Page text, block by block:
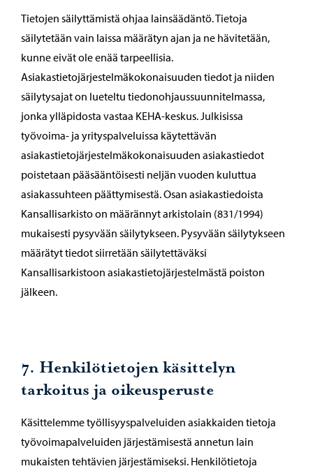
Tietojen säilyttämistä ohjaa lainsäädäntö. Tietoja
säilytetään vain laissa määrätyn ajan ja ne hävitetään,
kunne eivät ole enää tarpeellisia.
Asiakastietojärjestelmäkokonaisuuden tiedot ja niiden
säilytysajat on lueteltu tiedonohjaussuunnitelmassa,
jonka ylläpidosta vastaa KEHA-keskus. Julkisissa
työvoima- ja yrityspalveluissa käytettävän
asiakastietojärjestelmäkokonaisuuden asiakastiedot
poistetaan pääsääntöisesti neljän vuoden kuluttua
asiakassuhteen päättymisestä. Osan asiakastiedoista
Kansallisarkisto on määrännyt arkistolain (831/1994)
mukaisesti pysyvään säilytykseen. Pysyvään säilytykseen
määrätyt tiedot siirretään säilytettäväksi
Kansallisarkistoon asiakastietojärjestelmästä poiston
jälkeen.
7. Henkilötietojen käsittelyn
tarkoitus ja oikeusperuste
Käsittelemme työllisyyspalveluiden asiakkaiden tietoja
työvoimapalveluiden järjestämisestä annetun lain
mukaisten tehtävien järjestämiseksi. Henkilötietoja